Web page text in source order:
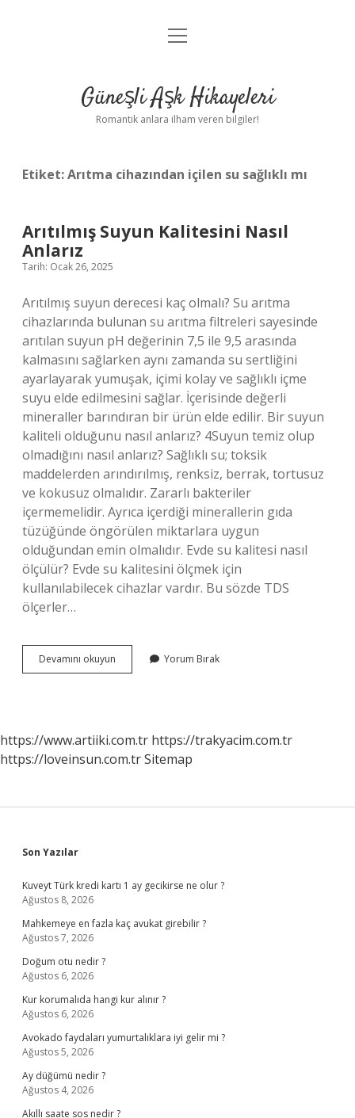
Anasayfa
Yasal Uyarı
menüyü
Güneşli Aşk Hikayeleri
Romantik anlara ilham veren bilgiler!
Etiket:Arıtma cihazından içilen su sağlıklı mı
Arıtılmış Suyun Kalitesini Nasıl
Anlarız
Tarih: Ocak 26, 2025
Arıtılmış suyun derecesi kaç olmalı? Su arıtma
cihazlarında bulunan su arıtma filtreleri sayesinde
arıtılan suyun pH değerinin 7,5 ile 9,5 arasında
kalmasını sağlarken aynı zamanda su sertliğini
ayarlayarak yumuşak, içimi kolay ve sağlıklı içme
suyu elde edilmesini sağlar. İçerisinde değerli
mineraller barındıran bir ürün elde edilir. Bir suyun
kaliteli olduğunu nasıl anlarız? 4Suyun temiz olup
olmadığını nasıl anlarız? Sağlıklı su; toksik
maddelerden arındırılmış, renksiz, berrak, tortusuz
ve kokusuz olmalıdır. Zararlı bakteriler
içermemelidir. Ayrıca içerdiği minerallerin gıda
tüzüğünde öngörülen miktarlara uygun
olduğundan emin olmalıdır. Evde su kalitesi nasıl
ölçülür? Evde su kalitesini ölçmek için
kullanılabilecek cihazlar vardır. Bu sözde TDS
ölçerler…
Devamını okuyun Arıtılmış
Suyun
Yorum Bırak
https://www.artiiki.com.tr https://trakyacim.com.tr
https://loveinsun.com.trSitemap
Sidebar
Son Yazılar
Kuveyt Türk kredi kartı 1 ay gecikirse ne olur ?
Ağustos 8, 2026
Mahkemeye en fazla kaç avukat girebilir ?
Ağustos 7, 2026
Doğum otu nedir ?
Ağustos 6, 2026
Kur korumalıda hangi kur alınır ?
Ağustos 6, 2026
Avokado faydaları yumurtalıklara iyi gelir mi ?
Ağustos 5, 2026
Ay düğümü nedir ?
Ağustos 4, 2026
Akıllı saate sos nedir ?